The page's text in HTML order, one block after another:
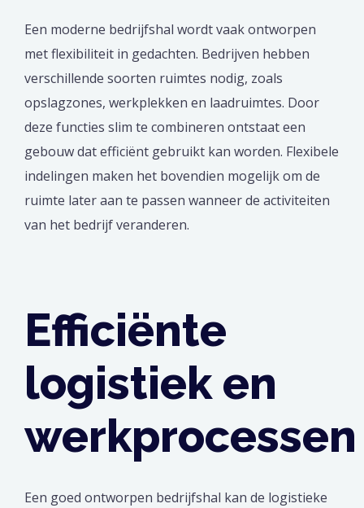
Een moderne bedrijfshal wordt vaak ontworpen
met flexibiliteit in gedachten. Bedrijven hebben
verschillende soorten ruimtes nodig, zoals
opslagzones, werkplekken en laadruimtes. Door
deze functies slim te combineren ontstaat een
gebouw dat efficiënt gebruikt kan worden. Flexibele
indelingen maken het bovendien mogelijk om de
ruimte later aan te passen wanneer de activiteiten
van het bedrijf veranderen.
Efficiënte
logistiek en
werkprocessen
Een goed ontworpen bedrijfshal kan de logistieke